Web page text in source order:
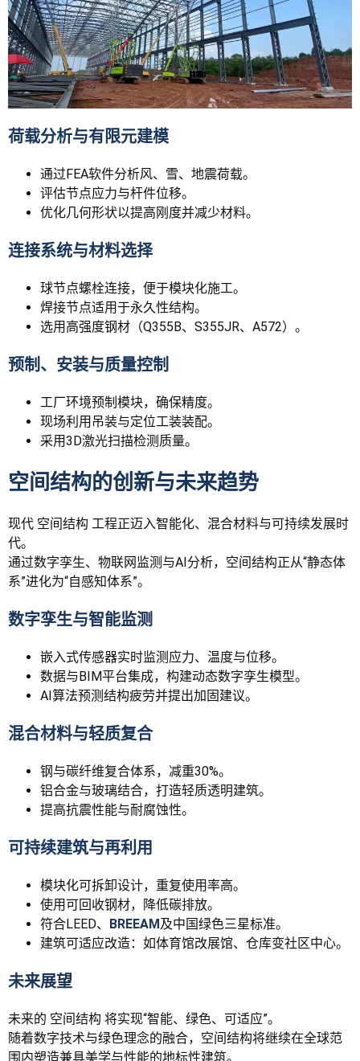
荷载分析与有限元建模
通过FEA软件分析风、雪、地震荷载。
评估节点应力与杆件位移。
优化几何形状以提高刚度并减少材料。
连接系统与材料选择
球节点螺栓连接，便于模块化施工。
焊接节点适用于永久性结构。
选用高强度钢材（Q355B、S355JR、A572）。
预制、安装与质量控制
工厂环境预制模块，确保精度。
现场利用吊装与定位工装装配。
采用3D激光扫描检测质量。
空间结构的创新与未来趋势
现代 空间结构 工程正迈入智能化、混合材料与可持续发展时
代。
通过数字孪生、物联网监测与AI分析，空间结构正从“静态体
系”进化为“自感知体系”。
数字孪生与智能监测
嵌入式传感器实时监测应力、温度与位移。
数据与BIM平台集成，构建动态数字孪生模型。
AI算法预测结构疲劳并提出加固建议。
混合材料与轻质复合
钢与碳纤维复合体系，减重30%。
铝合金与玻璃结合，打造轻质透明建筑。
提高抗震性能与耐腐蚀性。
可持续建筑与再利用
模块化可拆卸设计，重复使用率高。
使用可回收钢材，降低碳排放。
符合LEED、 BREEAM及中国绿色三星标准。
建筑可适应改造：如体育馆改展馆、仓库变社区中心。
未来展望
未来的 空间结构 将实现“智能、绿色、可适应”。
随着数字技术与绿色理念的融合，空间结构将继续在全球范
围内塑造兼具美学与性能的地标性建筑。